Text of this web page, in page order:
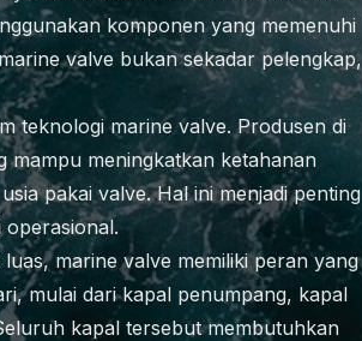
komponen yang memenuhi
valve bukan sekadar pelengkap,
teknologi marine valve. Produsen di
mampu meningkatkan ketahanan
pakai valve. Hal ini menjadi penting
marine valve memiliki peran yang
mulai dari kapal penumpang, kapal
kapal tersebut membutuhkan